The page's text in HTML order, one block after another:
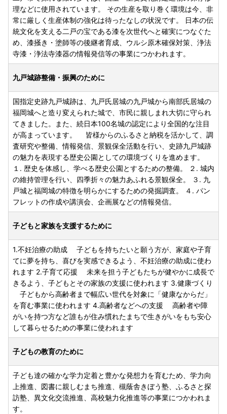
理などに使用されています。 その生産を取り巻く環境は今、非
常に厳しく生産体制の強化は待ったなしの状況です。 日本の伝
統文化を支える二戸の宝である漆を次世代へと確実につなぐた
め、漆掻き・塗師等の後継者育成、ウルシ原木確保対策、浄法
寺漆・浄法寺漆器の情報発信等の事業につかわれます。
九戸城跡整備・振興のために
国指定史跡九戸城跡は、九戸氏居城の九戸城から南部氏居城の
福岡城へと造り変えられた城で、市民に親しまれ大切に守られ
てきました。また、続日本100名城の認定により全国的な注目
が高まっています。 皆様からのふるさと納税を活かして、調
査研究や整備、情報発信、景観保全活動を行い、史跡九戸城跡
の魅力を表現する歴史公園としての環境づくりを進めます。
１. 歴史を体感し、学べる歴史公園とするための整備。 ２. 城内
の維持管理を行い、四季折々の魅力あふれる景観保全。 ３. 九
戸城と福岡城の特徴を明らかにするための発掘調査。 ４. パン
フレットの作成や講演会、企画展などの情報発信。
子どもと家族を支援するために
1.不妊治療の助成 子どもを持ちたいと願う方が、家庭や子育
てに夢を持ち、喜びを実感できるよう、不妊治療の助成に使わ
れます 2.子育て応援 未来を担う子どもたちが健やかに成長で
きるよう、子どもとその家族の支援に使われます 3.健康づくり
子どもから高齢者まで幅広い世代を対象に「健康なからだ」
を育む事業に使われます 4.高齢者などへの支援 高齢者や障
がいを持つ方など誰もが住み慣れたまちで生きがいをもち安心
して暮らせるための事業に使われます
子どもの教育のために
子ども達の確かな学力定着と豊かな発想力を育むため、学力向
上推進、図書に親しむまち推進、槻蔭舎きぼう塾、ふるさと探
訪塾、異文化交流推進、高校魅力化推進等の事業につかわれま
す。